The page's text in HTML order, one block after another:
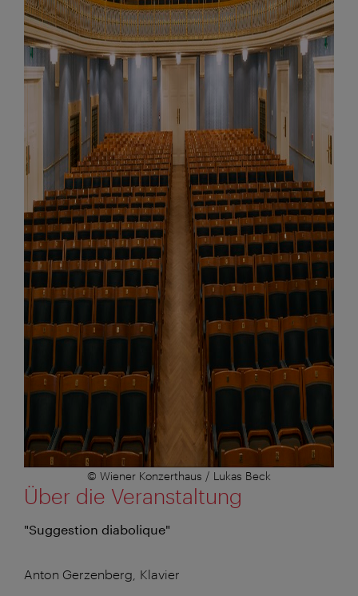
© Wiener Konzerthaus / Lukas Beck
Über die Veranstaltung
"Suggestion diabolique"
Anton Gerzenberg, Klavier